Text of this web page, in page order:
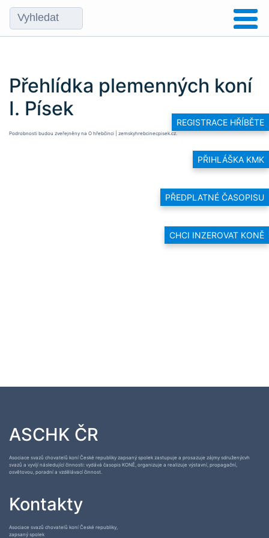
REGISTRACE HŘÍBĚTE
PŘIHLÁŠKA KMK
PŘEDPLATNÉ ČASOPISU
CHCI INZEROVAT KONĚ
Přehlídka plemenných koní
I. Písek
Podrobnosti budou zveřejněny na O hřebčinci | zemskyhrebcinecpisek.cz.
ASCHK ČR
Asociace svazů chovatelů koní České republiky zapsaný spolek zastupuje a prosazuje zájmy sdruženýcvh
svazů a vyvíjí následující činnosti: vydává časopis KONĚ, organizuje a realizuje výstavní, propagační,
osvětovou, poradní a vzdělávací činnost.
Kontakty
Asociace svazů chovatelů koní České republiky,
zapsaný spolek